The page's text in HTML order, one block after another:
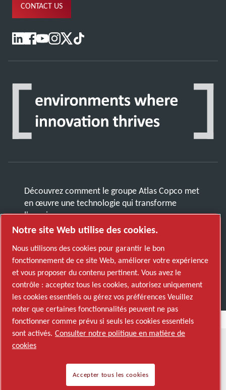
CONTACT US
Découvrez comment le groupe Atlas Copco met
en œuvre une technologie qui transforme
l'avenir.
Visitez le site Web Atlas Copco Group
Membre Atlas Copco Group
Gérer les cookies
© 2026 Copyright. All rights reserved.
Notre site Web utilise des cookies.
Nous utilisons des cookies pour garantir le bon
fonctionnement de ce site Web, améliorer votre expérience
et vous proposer du contenu pertinent. Vous avez le
contrôle : acceptez tous les cookies, autorisez uniquement
les cookies essentiels ou gérez vos préférences Veuillez
noter que certaines fonctionnalités peuvent ne pas
fonctionner comme prévu si seuls les cookies essentiels
sont activés. Consulter notre politique en matière de
cookies
Accepter tous les cookies